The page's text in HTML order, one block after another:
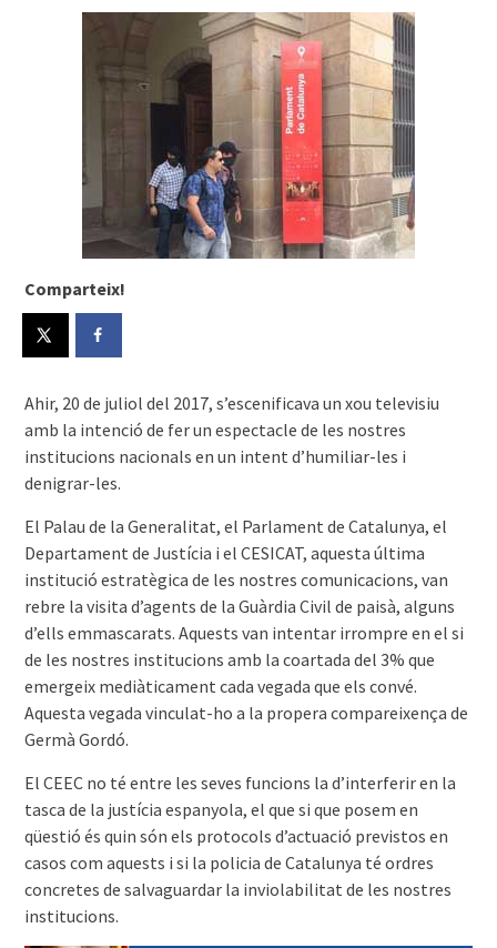
Comparteix!
Ahir, 20 de juliol del 2017, s’escenificava un xou televisiu
amb la intenció de fer un espectacle de les nostres
institucions nacionals en un intent d’humiliar-les i
denigrar-les.
El Palau de la Generalitat, el Parlament de Catalunya, el
Departament de Justícia i el CESICAT, aquesta última
institució estratègica de les nostres comunicacions, van
rebre la visita d’agents de la Guàrdia Civil de paisà, alguns
d’ells emmascarats. Aquests van intentar irrompre en el si
de les nostres institucions amb la coartada del 3% que
emergeix mediàticament cada vegada que els convé.
Aquesta vegada vinculat-ho a la propera compareixença de
Germà Gordó.
El CEEC no té entre les seves funcions la d’interferir en la
tasca de la justícia espanyola, el que si que posem en
qüestió és quin són els protocols d’actuació previstos en
casos com aquests i si la policia de Catalunya té ordres
concretes de salvaguardar la inviolabilitat de les nostres
institucions.